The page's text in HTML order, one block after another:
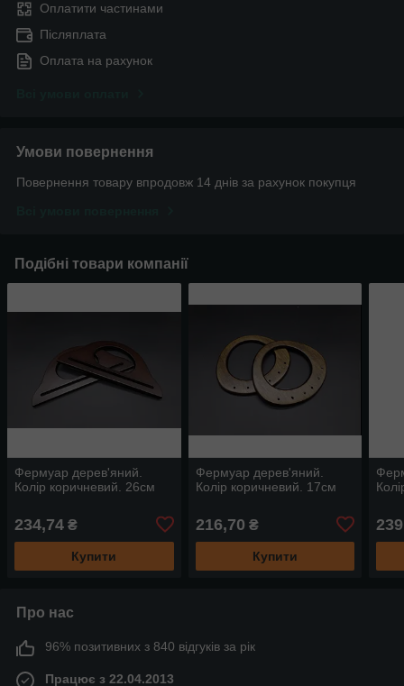
Оплатити частинами
Післяплата
Оплата на рахунок
Умови повернення
Повернення товару впродовж 14 днів за рахунок покупця
Подібні товари компанії
Фермуар дерев'яний.
Колір коричневий. 26см
234,74 ₴
Купити
Фермуар дерев'яний.
Колір коричневий. 17см
216,70 ₴
Купити
Про нас
96% позитивних з 840 відгуків за рік
Працює з 22.04.2013